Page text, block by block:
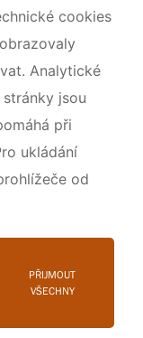
cookies
Analytické
jsou
při
ukládání
od
PŘIJMOUT
VŠECHNY